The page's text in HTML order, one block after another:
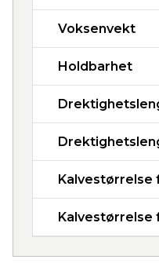
Voksenvekt
Holdbarhet
Kalvestørrelse
Kalvestørrelse